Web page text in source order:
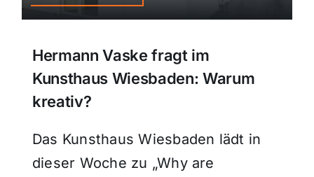
Hermann Vaske fragt im
Kunsthaus Wiesbaden: Warum
kreativ?
Das Kunsthaus Wiesbaden lädt in
dieser Woche zu „Why are